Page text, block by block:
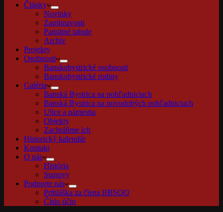
Články
Novinky
Zaujímavosti
Pamätné tabule
Archív
Projekty
Osobnosti
Banskobystrické osobnosti
Banskobystrické rodiny
Galéria
Banská Bystrica na pohľadniciach
Banská Bystrica na novodobých pohľadniciach
Ulice a námestia
Objekty
Zachráňme ich
Historický kalendár
Kontakt
O nás
História
Stanovy
Podporte nás
Prihláška za člena BBSOO
Číslo účtu